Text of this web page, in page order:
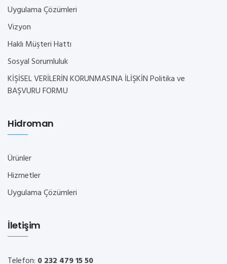
Uygulama Çözümleri
Vizyon
Haklı Müşteri Hattı
Sosyal Sorumluluk
KİŞİSEL VERİLERİN KORUNMASINA İLİŞKİN Politika ve
BAŞVURU FORMU
Hidroman
Ürünler
Hizmetler
Uygulama Çözümleri
İletişim
Telefon: 0 232 479 15 50